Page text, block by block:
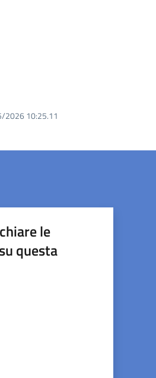
2026 10:25.11
le
questa